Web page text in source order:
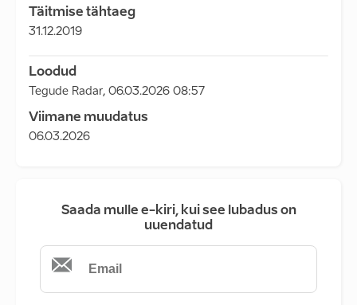
Täitmise tähtaeg
31.12.2019
Loodud
Tegude Radar, 06.03.2026 08:57
Viimane muudatus
06.03.2026
Saada mulle e-kiri, kui see lubadus on
uuendatud